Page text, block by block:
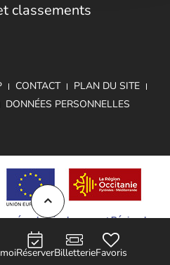
RéserverBilletterieFavoris
classements
CONTACT
PLAN DU SITE
DONNÉES PERSONNELLES
de Développement Régional